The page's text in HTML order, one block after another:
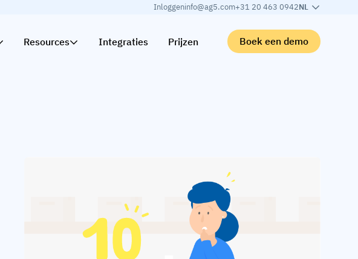
Inloggeninfo@ag5.com+31 20 463 0942NL
Resources Integraties Prijzen Boek een demo